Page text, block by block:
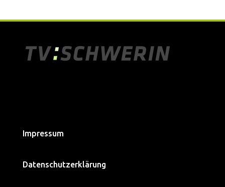
Impressum
Datenschutzerklärung